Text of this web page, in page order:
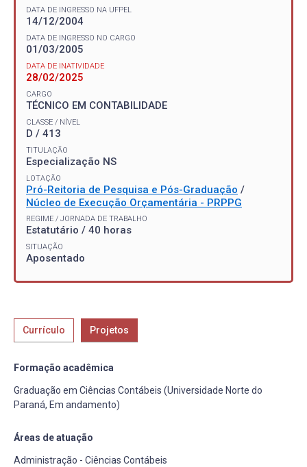
DATA DE INGRESSO NA UFPEL
14/12/2004
DATA DE INGRESSO NO CARGO
01/03/2005
DATA DE INATIVIDADE
28/02/2025
CARGO
TÉCNICO EM CONTABILIDADE
CLASSE / NÍVEL
D / 413
TITULAÇÃO
Especialização NS
LOTAÇÃO
Pró-Reitoria de Pesquisa e Pós-Graduação /
Núcleo de Execução Orçamentária - PRPPG
REGIME / JORNADA DE TRABALHO
Estatutário / 40 horas
SITUAÇÃO
Aposentado
Currículo Projetos
Formação acadêmica
Graduação em Ciências Contábeis (Universidade Norte do
Paraná, Em andamento)
Áreas de atuação
Administração - Ciências Contábeis